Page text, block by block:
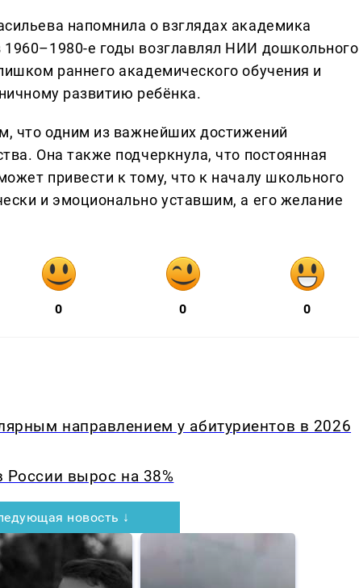
напомнила о взглядах академика
е годы возглавлял НИИ дошкольного
раннего академического обучения и
развитию ребёнка.
что одним из важнейших достижений
Она также подчеркнула, что постоянная
привести к тому, что к началу школьного
и эмоционально уставшим, а его желание
0 0 0
направлением у абитуриентов в 2026
вырос на 38%
новость ↓